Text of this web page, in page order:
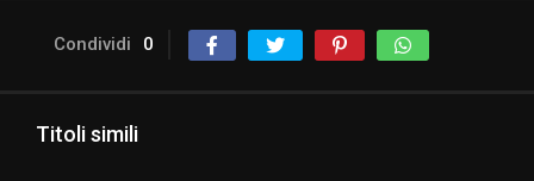
Condividi 0
Titoli simili